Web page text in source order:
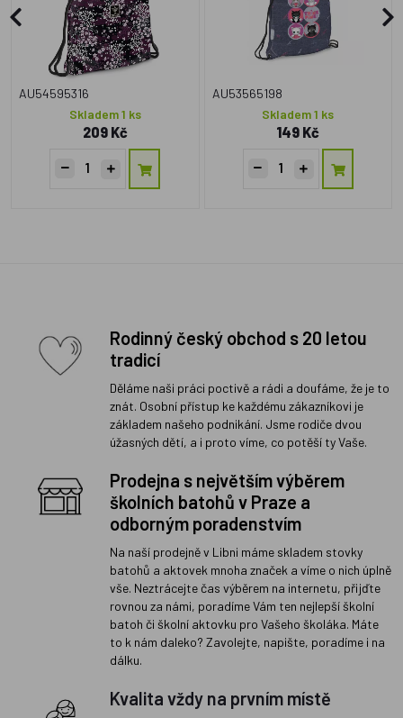
AU54595316
Skladem 1 ks
209 Kč
AU53565198
Skladem 1 ks
149 Kč
Rodinný český obchod s 20 letou
tradicí
Děláme naši práci poctivě a rádi a doufáme, že je to
znát. Osobní přístup ke každému zákazníkovi je
základem našeho podnikání. Jsme rodiče dvou
úžasných dětí, a i proto víme, co potěší ty Vaše.
Prodejna s největším výběrem
školních batohů v Praze a
odborným poradenstvím
Na naší prodejně v Libni máme skladem stovky
batohů a aktovek mnoha značek a víme o nich úplně
vše. Neztrácejte čas výběrem na internetu, přijďte
rovnou za námi, poradíme Vám ten nejlepší školní
batoh či školní aktovku pro Vašeho školáka. Máte
to k nám daleko? Zavolejte, napište, poradíme i na
dálku.
Kvalita vždy na prvním místě